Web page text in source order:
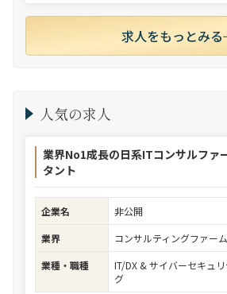
求人をもっとみる
人気の求人
業界No1成長の日系ITコンサルファ
タント
企業名
非公開
業界
コンサルティングファーム
業種・職種
IT/DX & サイバーセキュ
グ